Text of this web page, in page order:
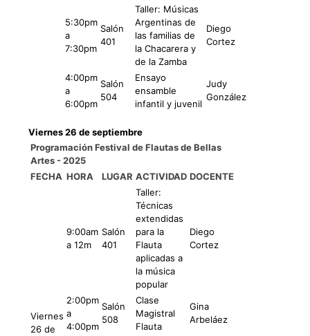
5:30pm
a
7:30pm
Salón
401
Taller: Músicas
Argentinas de
las familias de
la Chacarera y
de la Zamba
Diego
Cortez
4:00pm
a
6:00pm
Salón
504
Ensayo
ensamble
infantil y juvenil
Judy
González
Viernes 26 de septiembre
Programación Festival de Flautas de Bellas
Artes - 2025
FECHA HORA LUGAR ACTIVIDAD DOCENTE
Viernes
26 de
9:00am
a 12m
Salón
401
Taller:
Técnicas
extendidas
para la
Flauta
aplicadas a
la música
popular
Diego
Cortez
2:00pm
a
4:00pm
Salón
508
Clase
Magistral
Flauta
Gina
Arbeláez